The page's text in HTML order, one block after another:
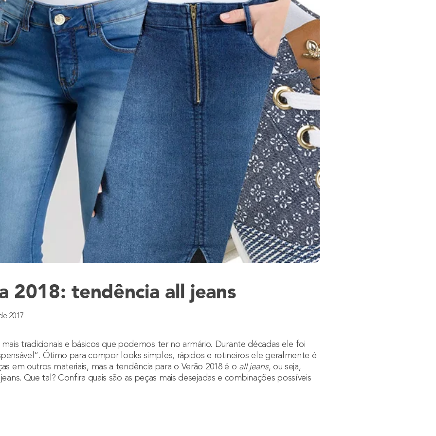
2018: tendência all jeans
2017
tradicionais e básicos que podemos ter no armário. Durante décadas ele foi
Ótimo para compor looks simples, rápidos e rotineiros ele geralmente é
em outros materiais, mas a tendência para o Verão 2018 é o all jeans, ou seja,
Que tal? Confira quais são as peças mais desejadas e combinações possíveis